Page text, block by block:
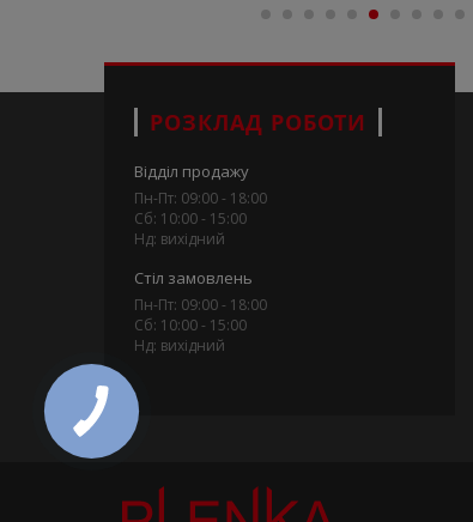
РОЗКЛАД РОБОТИ
Відділ продажу
Пн-Пт: 09:00 - 18:00
Сб: 10:00 - 15:00
Нд: вихідний
Стіл замовлень
Пн-Пт: 09:00 - 18:00
Сб: 10:00 - 15:00
Нд: вихідний